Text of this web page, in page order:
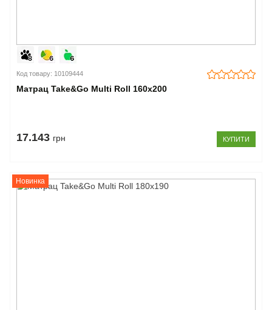
Код товару: 10109444
Матрац Take&Go Multi Roll 160x200
17.143 грн КУПИТИ
Новинка